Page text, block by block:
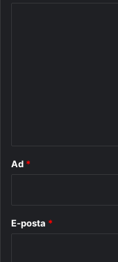
Ad *
E-posta *